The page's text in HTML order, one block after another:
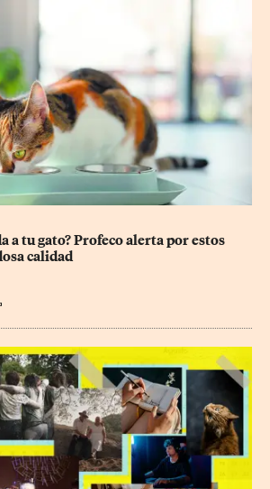
a tu gato? Profeco alerta por estos
calidad